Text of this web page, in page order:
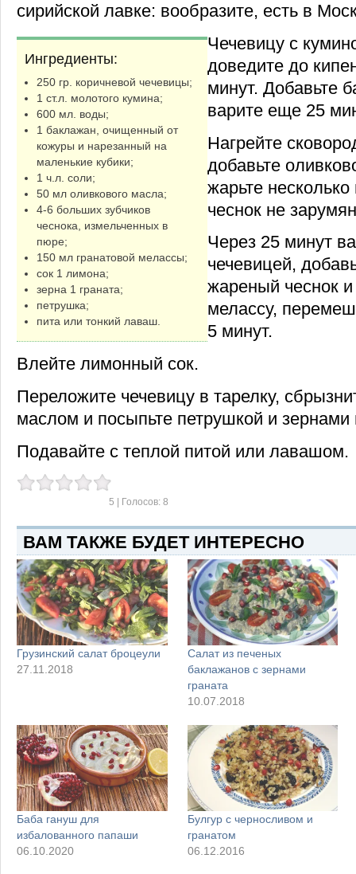
сирийской лавке: вообразите, есть в
Ингредиенты:
250 гр. коричневой чечевицы;
1 ст.л. молотого кумина;
600 мл. воды;
1 баклажан, очищенный от
кожуры и нарезанный на
маленькие кубики;
1 ч.л. соли;
50 мл оливкового масла;
4-6 больших зубчиков
чеснока, измельченных в
пюре;
150 мл гранатовой мелассы;
сок 1 лимона;
зерна 1 граната;
петрушка;
пита или тонкий лаваш.
Чечевицу с
доведите до
минут. Добавьте
варите еще 25
Нагрейте
добавьте
жарьте
чеснок не
Через 25 минут
чечевицей,
жареный чеснок
мелассу,
5 минут.
Влейте лимонный сок.
Переложите чечевицу в тарелку,
маслом и посыпьте петрушкой и зернами
Подавайте с теплой питой или лавашом.
5 | Голосов: 8
ВАМ ТАКЖЕ БУДЕТ ИНТЕРЕСНО
Грузинский салат броцеули
27.11.2018
Салат из печеных
баклажанов с зернами
граната
10.07.2018
Баба гануш для
избалованного папаши
06.10.2020
Булгур с черносливом и
гранатом
06.12.2016